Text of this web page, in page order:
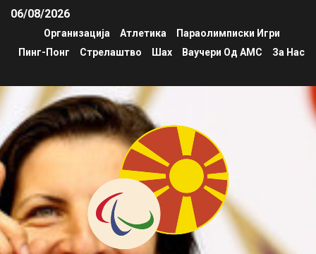
06/08/2026
Организација Атлетика
Параолимписки Игри
Пинг-Понг
Стрелаштво Шах Ваучери Од АМС За Нас